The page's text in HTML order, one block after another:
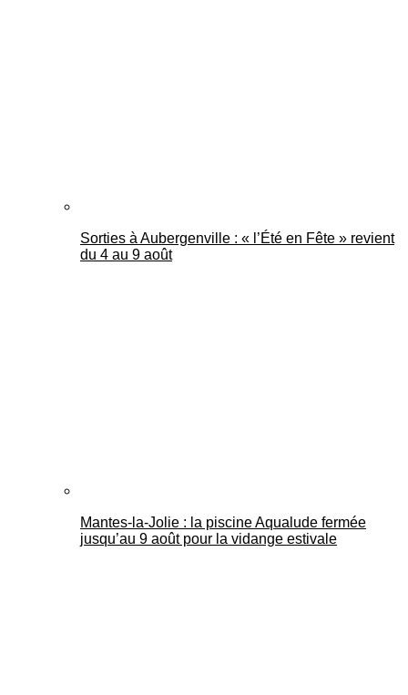
Sorties à Aubergenville : « l’Été en Fête » revient
du 4 au 9 août
Mantes-la-Jolie : la piscine Aqualude fermée
jusqu’au 9 août pour la vidange estivale